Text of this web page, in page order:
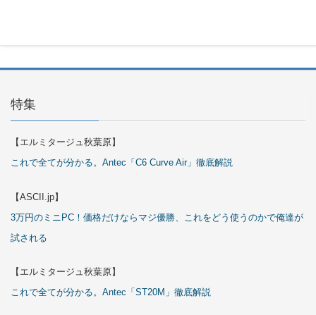
特集
【エルミタージュ秋葉原】
これで全てが分かる。Antec「C6 Curve Air」徹底解説
【ASCII.jp】
3万円のミニPC！価格だけならマジ優勝、これをどう使うのかで俺達が
試される
【エルミタージュ秋葉原】
これで全てが分かる。Antec「ST20M」徹底解説